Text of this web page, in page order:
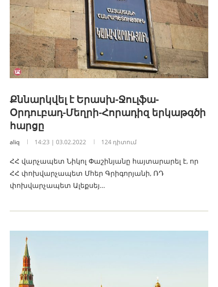
Քննարկվել է Երասխ-Ջուլֆա-
Օրդուբադ-Մեղրի-Հորադիզ երկաթգծի
հարցը
aliq 14:23 | 03.02.2022 124 դիտում
ՀՀ վարչապետ Նիկոլ Փաշինյանը հայտարարել է, որ
ՀՀ փոխվարչապետ Մհեր Գրիգորյանի, ՌԴ
փոխվարչապետ Ալեքսեյ…